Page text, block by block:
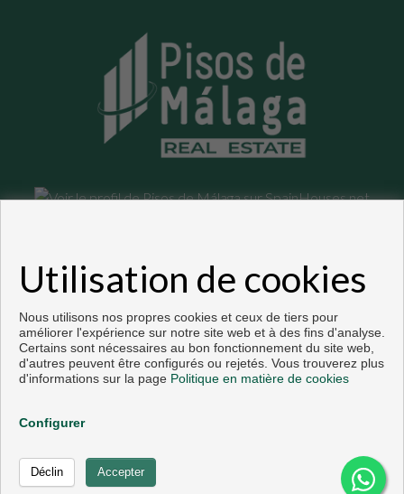
Copyright © 2026. Tous droits réservés.
Développé prèsInmoenter .Avis Légal|
politique de protection des
Utilisation de cookies
Nous utilisons nos propres cookies et ceux de tiers pour
améliorer l'expérience sur notre site web et à des fins d'analyse.
Certains sont nécessaires au bon fonctionnement du site web,
d'autres peuvent être configurés ou rejetés. Vous trouverez plus
d'informations sur la page Politique en matière de cookies
Configurer